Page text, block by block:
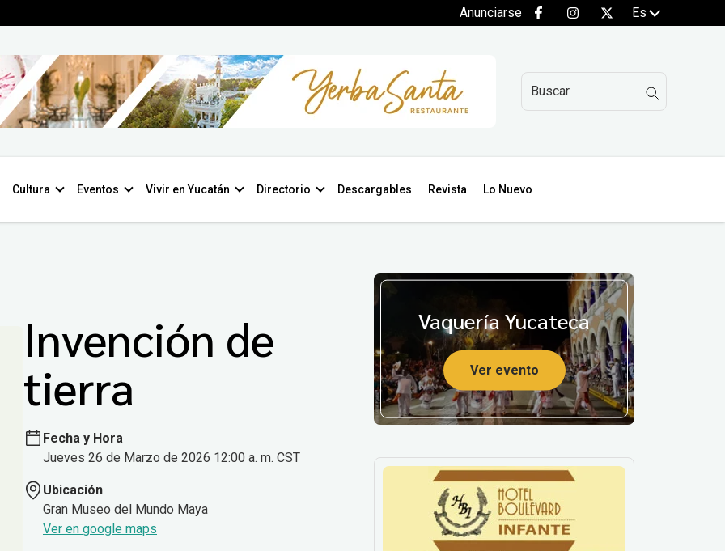
Anunciarse Es
Cultura Eventos Vivir en Yucatán Directorio Descargables Revista Lo Nuevo
Invención de
tierra
Fecha y Hora
Jueves 26 de Marzo de 2026 12:00 a. m. CST
Ubicación
Gran Museo del Mundo Maya
Ver en google maps
Vaquería Yucateca
Ver evento